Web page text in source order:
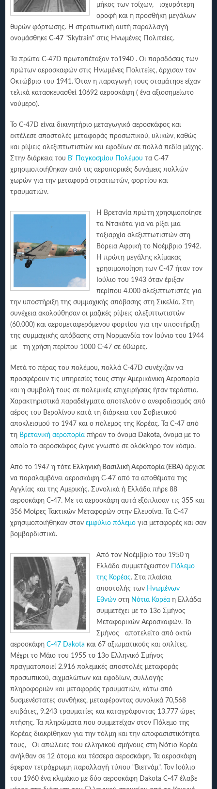
μήκος των τοίχων, ισχυρότερη
οροφή και η προσθήκη μεγάλων
θυρών φόρτωσης. Η στρατιωτική αυτή παραλλαγή
ονομάσθηκεC-47 "Skytrain" στις Ηνωμένες Πολιτείες.
Τα πρώτα C-47D πρωτοπέταξαν το1940 . Οι παραδόσεις των
πρώτων αεροσκαφών στις Ηνωμένες Πολιτείες, άρχισαν τον
Οκτώβριο του 1941. Όταν η παραγωγή τους σταμάτησε είχαν
τελικά κατασκευασθεί 10692 αεροσκάφη ( ένα αξιοσημείωτο
νούμερο).
Το C-47D είναι δικινητήριο μεταγωγικό αεροσκάφος και
εκτέλεσε αποστολές μεταφοράς προσωπικού, υλικών, καθώς
και ρίψεις αλεξιπτωτιστών και εφοδίων σε πολλά πεδία μάχης.
Στην διάρκεια του Β' Παγκοσμίου Πολέμου τα C-47
χρησιμοποιήθηκαν από τις αεροπορικές δυνάμεις πολλών
χωρών για την μεταφορά στρατιωτών, φορτίου και
τραυματιών.
Η Βρετανία πρώτη χρησιμοποίησε
τα Ντακότα για να ρίξει μια
ταξιαρχία αλεξιπτωτιστών στη
Βόρεια Αφρική το Νοέμβριο 1942.
Η πρώτη μεγάλης κλίμακας
χρησιμοποίηση των C-47 ήταν τον
Ιούλιο του 1943 όταν έριξαν
περίπου 4.000 αλεξιπτωτιστές για
την υποστήριξη της συμμαχικής απόβασης στη Σικελία. Στη
συνέχεια ακολούθησαν οι μαζικές ρίψεις αλεξιπτωτιστών
(60.000) και αερομεταφερόμενου φορτίου για την υποστήριξη
της συμμαχικής απόβασης στη Νορμανδία τον Ιούνιο του 1944
με τη χρήση περίπου 1000 C-47 σε 60ώρες.
Μετά το πέρας του πολέμου, πολλά C-47D συνέχιζαν να
προσφέρουν τις υπηρεσίες τους στην Αμερικάνικη Αεροπορία
και η συμβολή τους σε πολεμικές επιχειρήσεις ήταν τεράστια.
Χαρακτηριστικά παραδείγματα αποτελούν ο ανεφοδιασμός από
αέρος του Βερολίνου κατά τη διάρκεια του Σοβιετικού
αποκλεισμού το 1947 και ο πόλεμος της Κορέας. Τα C-47 από
τη Βρετανική αεροπορίαπήραν το όνομα Dakota, όνομα με το
οποίο το αεροσκάφος έγινε γνωστό σε ολόκληρο τον κόσμο.
Από το 1947 η τότε Ελληνική Βασιλική Αεροπορία (EBA) άρχισε
να παραλαμβάνει αεροσκάφη C-47 από τα αποθέματα της
Αγγλίας και της Αμερικής. Συνολικά ή Ελλάδα πήρε 88
αεροσκάφη C-47. Με τα αεροσκάφη αυτά εξόπλισαν τις 355 και
356 Μοίρες Τακτικών Μεταφορών στην Ελευσίνα. Τα C-47
χρησιμοποιήθηκαν στονεμφύλιο πόλεμο για μεταφορές και σαν
βομβαρδιστικά.
Από τον Νοέμβριο του 1950 η
Ελλάδα συμμετέχειστον
Πόλεμο
της Κορέας. Στα πλαίσια
αποστολής των Ηνωμένων
Εθνών στη Νότια Κορέαη Ελλάδα
συμμετέχει με το 13ο Σμήνος
Μεταφορικών Αεροσκαφών. Το
Σμήνος αποτελείτο από οκτώ
αεροσκάφηC-47 Dakota και 67 αξιωματικούς και οπλίτες.
Μέχρι το Μάιο του 1955 το 13ο Ελληνικό Σμήνος
πραγματοποιεί 2.916 πολεμικές αποστολές μεταφοράς
προσωπικού, αιχμαλώτων και εφοδίων, συλλογής
πληροφοριών και μεταφοράς τραυματιών, κάτω από
δυσμενέστατες συνθήκες, μεταφέροντας συνολικά 70,568
επιβάτες, 9.243 τραυματίες και καταγράφοντας 13.777 ώρες
πτήσης. Τα πληρώματα που συμμετείχαν στον Πόλεμο της
Κορέας διακρίθηκαν για την τόλμη και την αποφασιστικότητα
τους, Οι απώλειες του ελληνικού σμήνους στη Νότιο Κορέα
ανήλθαν σε 12 άτομα και τέσσερα αεροσκάφη. Τα αεροσκάφη
έφεραν τετράχρωμη παραλλαγή τύπου "Βιετνάμ". Τον Ιούλιο
του 1960 ένα κλιμάκιο με δύο αεροσκάφη Dakota C-47 έλαβε